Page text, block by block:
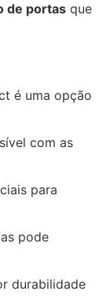
de portas que
é uma opção
com as
para
pode
durabilidade